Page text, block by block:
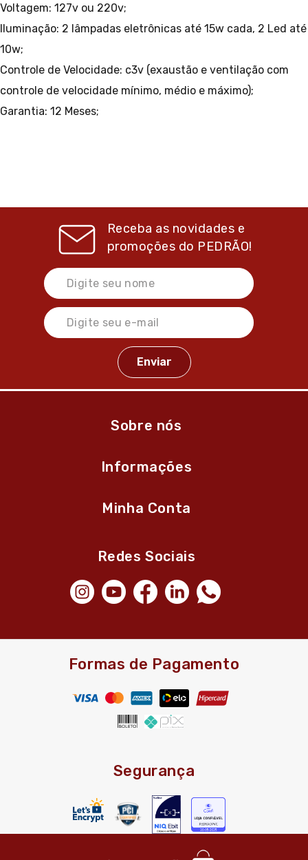
Voltagem: 127v ou 220v;
Iluminação: 2 lâmpadas eletrônicas até 15w cada, 2 Led até
10w;
Controle de Velocidade: c3v (exaustão e ventilação com
controle de velocidade mínimo, médio e máximo);
Garantia: 12 Meses;
Receba as novidades e
promoções do PEDRÃO!
Sobre nós
Informações
Minha Conta
Redes Sociais
Formas de Pagamento
Segurança